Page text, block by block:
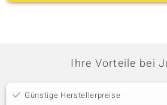
Ihre Vorteile bei
Günstige Herstellerpreise